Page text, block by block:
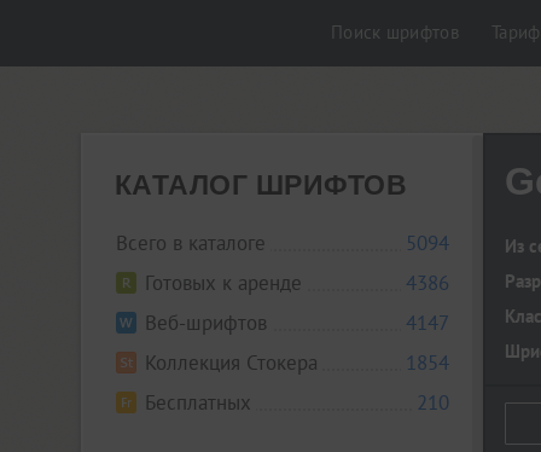
Поиск шрифтов
КАТАЛОГ ШРИФТОВ
Всего в каталоге
5094
Готовых к аренде
4386
Веб-шрифтов
4147
Коллекция Стокера
1854
Бесплатных
210
Из